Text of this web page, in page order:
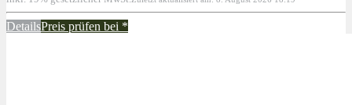
DetailsPreis prüfen bei *